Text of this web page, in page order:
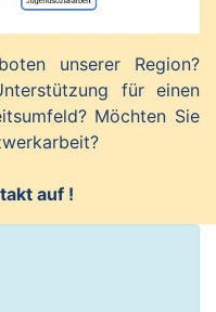
unserer Region?
für einen
Möchten Sie
auf !